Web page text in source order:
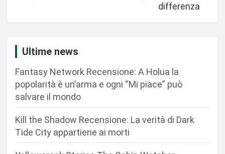
i
differenza
Ultime news
Fantasy Network Recensione: A Holua la
popolarità è un’arma e ogni “Mi piace” può
salvare il mondo
Kill the Shadow Recensione: La verità di Dark
Tide City appartiene ai morti